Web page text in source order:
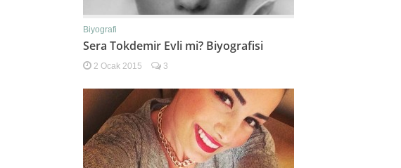
Biyografi
Sera Tokdemir Evli mi? Biyografisi
2 Ocak 2015 3